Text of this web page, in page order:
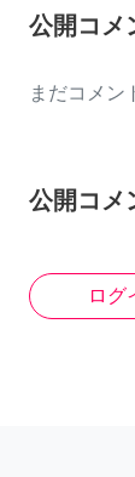
公開コメ
まだコメン
公開コメ
ログ